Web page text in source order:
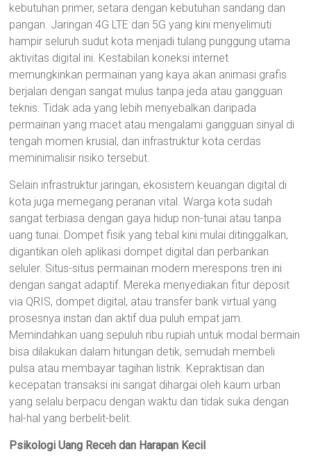
kebutuhan primer, setara dengan kebutuhan sandang dan
pangan. Jaringan 4G LTE dan 5G yang kini menyelimuti
hampir seluruh sudut kota menjadi tulang punggung utama
aktivitas digital ini. Kestabilan koneksi internet
memungkinkan permainan yang kaya akan animasi grafis
berjalan dengan sangat mulus tanpa jeda atau gangguan
teknis. Tidak ada yang lebih menyebalkan daripada
permainan yang macet atau mengalami gangguan sinyal di
tengah momen krusial, dan infrastruktur kota cerdas
meminimalisir risiko tersebut.
Selain infrastruktur jaringan, ekosistem keuangan digital di
kota juga memegang peranan vital. Warga kota sudah
sangat terbiasa dengan gaya hidup non-tunai atau tanpa
uang tunai. Dompet fisik yang tebal kini mulai ditinggalkan,
digantikan oleh aplikasi dompet digital dan perbankan
seluler. Situs-situs permainan modern merespons tren ini
dengan sangat adaptif. Mereka menyediakan fitur deposit
via QRIS, dompet digital, atau transfer bank virtual yang
prosesnya instan dan aktif dua puluh empat jam.
Memindahkan uang sepuluh ribu rupiah untuk modal bermain
bisa dilakukan dalam hitungan detik, semudah membeli
pulsa atau membayar tagihan listrik. Kepraktisan dan
kecepatan transaksi ini sangat dihargai oleh kaum urban
yang selalu berpacu dengan waktu dan tidak suka dengan
hal-hal yang berbelit-belit.
Psikologi Uang Receh dan Harapan Kecil